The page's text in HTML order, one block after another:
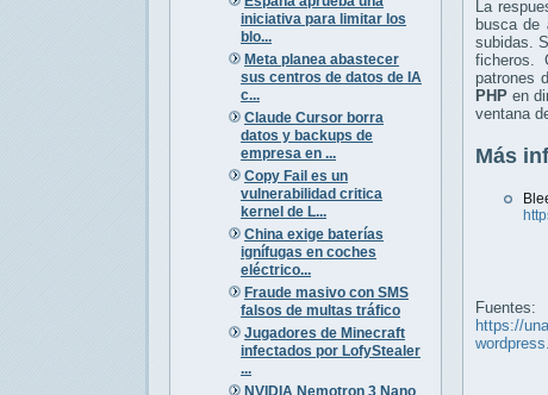
iniciativa para limitar los
blo...
Meta planea abastecer
sus centros de datos de IA
c...
Claude Cursor borra
datos y backups de
empresa en ...
Copy Fail es un
vulnerabilidad critica
kernel de L...
China exige baterías
ignífugas en coches
eléctrico...
Fraude masivo con SMS
falsos de multas tráfico
Jugadores de Minecraft
infectados por LofyStealer
...
NVIDIA Nemotron 3 Nano
La
busca de
subidas.
ficheros.
patrones
PHP en
ventana
Más
Fuentes:
https://